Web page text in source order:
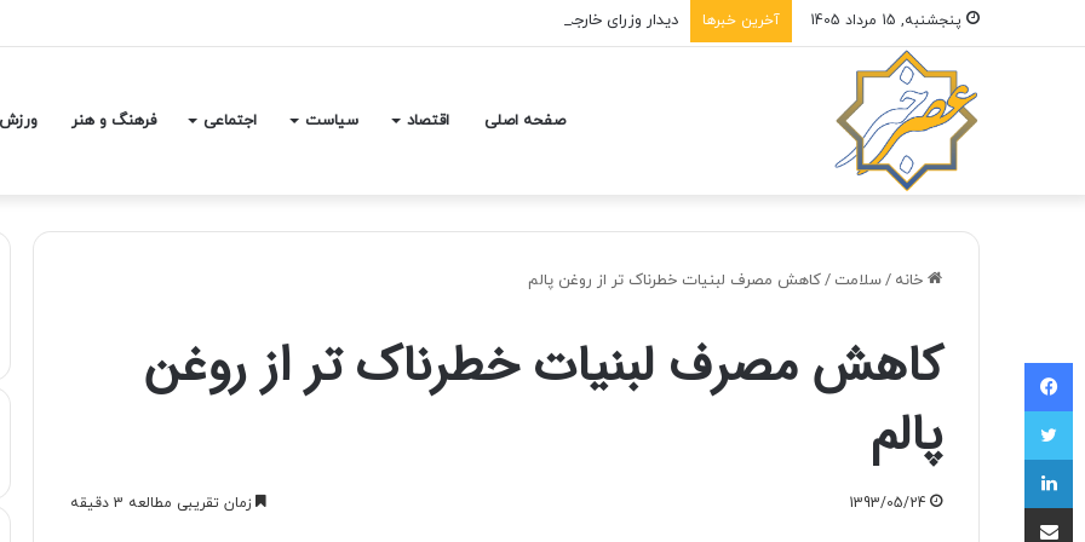
پنجشنبه, 15 مرداد 1405 آخرین خبرها دیدار وزرای خارجه آمریکا و انگلیس درباره تنگه هرمز
صفحه اصلی اقتصاد سیاست اجتماعی فرهنگ و هنر ورزش
خانه /سلامت /کاهش مصرف لبنیات خطرناک تر از روغن پالم
کاهش مصرف لبنیات خطرناک تر از روغن
پالم
1393/05/24 زمان تقریبی مطالعه 3 دقیقه